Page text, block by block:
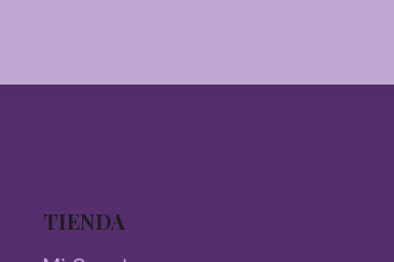
TIENDA